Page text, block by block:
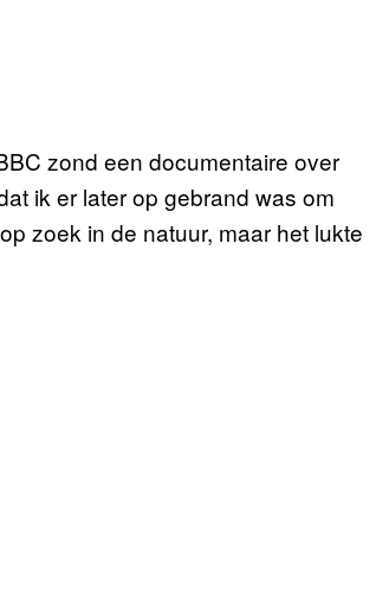
zond een documentaire over
ik er later op gebrand was om
zoek in de natuur, maar het lukte